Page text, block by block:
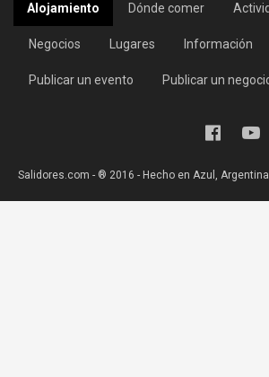
Alojamiento Dónde comer
Negocios Lugares Información
Publicar un evento Publicar un
Salidores.com - ® 2016 - Hecho en Azul,